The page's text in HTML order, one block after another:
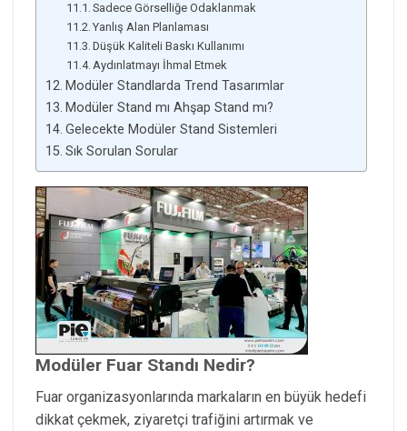
Sadece Görselliğe Odaklanmak
Yanlış Alan Planlaması
Düşük Kaliteli Baskı Kullanımı
Aydınlatmayı İhmal Etmek
Modüler Standlarda Trend Tasarımlar
Modüler Stand mı Ahşap Stand mı?
Gelecekte Modüler Stand Sistemleri
Sık Sorulan Sorular
Modüler Fuar Standı Nedir?
Fuar organizasyonlarında markaların en büyük hedefi
dikkat çekmek, ziyaretçi trafiğini artırmak ve